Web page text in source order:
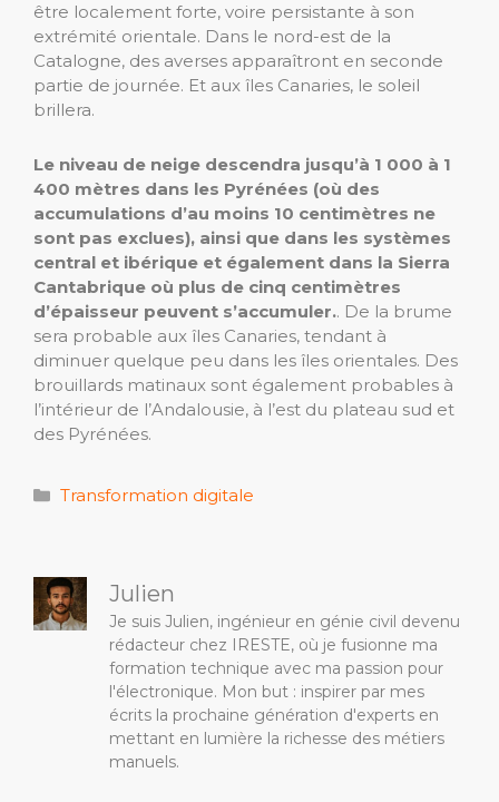
être localement forte, voire persistante à son
extrémité orientale. Dans le nord-est de la
Catalogne, des averses apparaîtront en seconde
partie de journée. Et aux îles Canaries, le soleil
brillera.
Le niveau de neige descendra jusqu’à 1 000 à 1
400 mètres dans les Pyrénées (où des
accumulations d’au moins 10 centimètres ne
sont pas exclues), ainsi que dans les systèmes
central et ibérique et également dans la Sierra
Cantabrique où plus de cinq centimètres
d’épaisseur peuvent s’accumuler.. De la brume
sera probable aux îles Canaries, tendant à
diminuer quelque peu dans les îles orientales. Des
brouillards matinaux sont également probables à
l’intérieur de l’Andalousie, à l’est du plateau sud et
des Pyrénées.
Catégories
Transformation digitale
Julien
Je suis Julien, ingénieur en génie civil devenu
rédacteur chez IRESTE, où je fusionne ma
formation technique avec ma passion pour
l'électronique. Mon but : inspirer par mes
écrits la prochaine génération d'experts en
mettant en lumière la richesse des métiers
manuels.